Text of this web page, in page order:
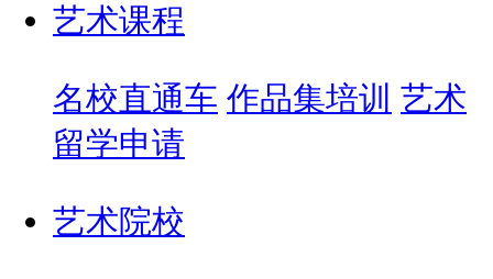
艺术课程
名校直通车 作品集培训 艺术
留学申请
艺术院校